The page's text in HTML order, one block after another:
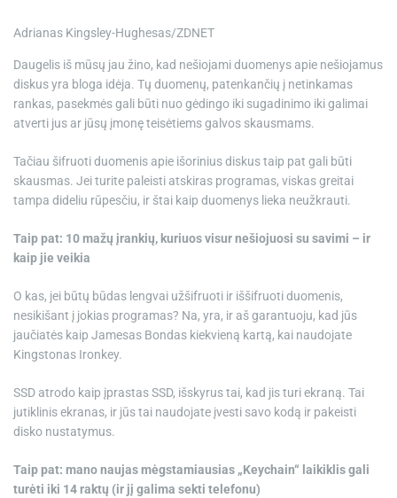
Adrianas Kingsley-Hughesas/ZDNET
Daugelis iš mūsų jau žino, kad nešiojami duomenys apie nešiojamus
diskus yra bloga idėja. Tų duomenų, patenkančių į netinkamas
rankas, pasekmės gali būti nuo gėdingo iki sugadinimo iki galimai
atverti jus ar jūsų įmonę teisėtiems galvos skausmams.
Tačiau šifruoti duomenis apie išorinius diskus taip pat gali būti
skausmas. Jei turite paleisti atskiras programas, viskas greitai
tampa dideliu rūpesčiu, ir štai kaip duomenys lieka neužkrauti.
Taip pat: 10 mažų įrankių, kuriuos visur nešiojuosi su savimi – ir
kaip jie veikia
O kas, jei būtų būdas lengvai užšifruoti ir iššifruoti duomenis,
nesikišant į jokias programas? Na, yra, ir aš garantuoju, kad jūs
jaučiatės kaip Jamesas Bondas kiekvieną kartą, kai naudojate
Kingstonas Ironkey.
SSD atrodo kaip įprastas SSD, išskyrus tai, kad jis turi ekraną. Tai
jutiklinis ekranas, ir jūs tai naudojate įvesti savo kodą ir pakeisti
disko nustatymus.
Taip pat: mano naujas mėgstamiausias „Keychain“ laikiklis gali
turėti iki 14 raktų (ir jį galima sekti telefonu)